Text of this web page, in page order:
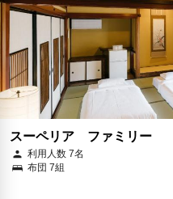
スーペリア ファミリー
利用人数 7名
布団 7組